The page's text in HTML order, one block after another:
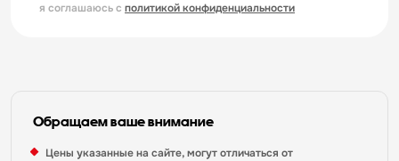
я соглашаюсь с политикой конфиденциальности
Обращаем ваше внимание
Цены указанные на сайте, могут отличаться от